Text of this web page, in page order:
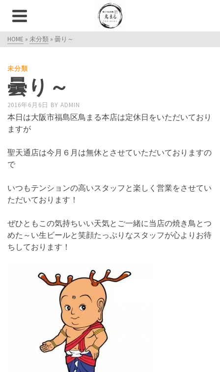
HOME » 未分類 » 曇り～
未分類
曇り～
2016年6月6日 BY ADMIN
本日は大阪市福島区鳥まる本店は定休日をいただいており
ますが
聖天通店は今月６月は無休とさせていただいておりますの
で
いつもテンションの高いスタッフと楽しく営業をさせてい
ただいております！
ぜひともこの気持ちいい天気とご一緒に当店の焼き鳥とつ
めた～い生ビールと笑顔たっぷりなスタッフが心よりお待
ちしております！